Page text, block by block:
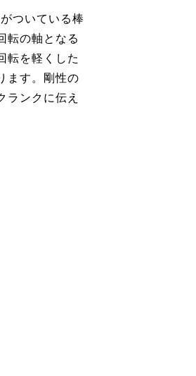
ついている棒
転の軸となる
転を軽くした
ます。剛性の
ランクに伝え